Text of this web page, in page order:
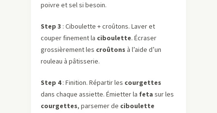
poivre et sel si besoin.
Step 3 : Ciboulette + croûtons. Laver et
couper finement la ciboulette. Écraser
grossièrement les croûtons à l’aide d’un
rouleau à pâtisserie.
Step 4: Finition. Répartir les courgettes
dans chaque assiette. Émietter la feta sur les
courgettes, parsemer de ciboulette